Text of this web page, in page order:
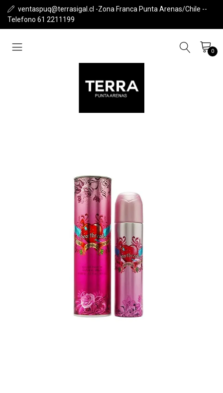
ventaspuq@terrasigal.cl -Zona Franca Punta Arenas/Chile --
Telefono 61 2211199
0